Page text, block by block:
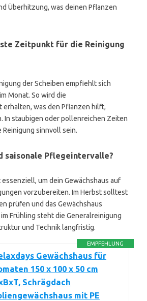
Überhitzung, was deinen Pflanzen
Zeitpunkt für die Reinigung
der Scheiben empfiehlt sich
Monat. So wird die
erhalten, was den Pflanzen hilft,
In staubigen oder pollenreichen Zeiten
Reinigung sinnvoll sein.
saisonale Pflegeintervalle?
um dein Gewächshaus auf
vorzubereiten. Im Herbst solltest
prüfen und das Gewächshaus
Frühling steht die Generalreinigung
und Technik langfristig.
EMPFEHLUNG
Gewächshaus für
150 x 100 x 50 cm
Schrägdach
mit PE